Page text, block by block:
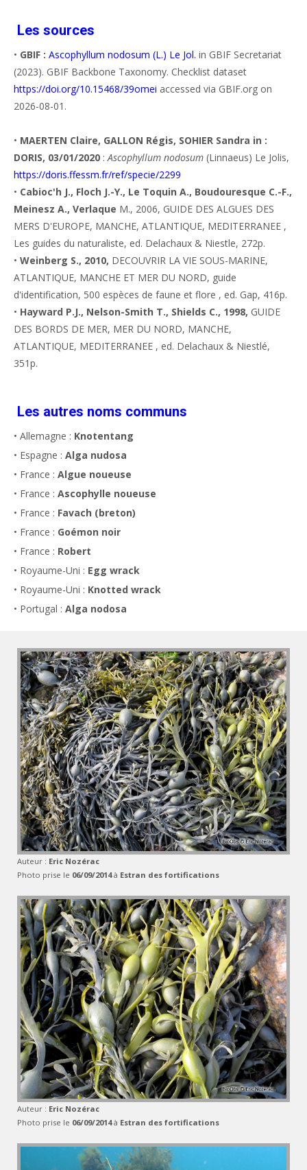
Les sources
• GBIF : Ascophyllum nodosum (L.) Le Jol. in GBIF Secretariat
(2023). GBIF Backbone Taxonomy. Checklist dataset
https://doi.org/10.15468/39omei accessed via GBIF.org on
2026-08-01.
• MAERTEN Claire, GALLON Régis, SOHIER Sandra in :
DORIS, 03/01/2020 : Ascophyllum nodosum (Linnaeus) Le Jolis,
https://doris.ffessm.fr/ref/specie/2299
• Cabioc'h J., Floch J.-Y., Le Toquin A., Boudouresque C.-F.,
Meinesz A., Verlaque M., 2006, GUIDE DES ALGUES DES
MERS D'EUROPE, MANCHE, ATLANTIQUE, MEDITERRANEE ,
Les guides du naturaliste, ed. Delachaux & Niestle, 272p.
• Weinberg S., 2010, DECOUVRIR LA VIE SOUS-MARINE,
ATLANTIQUE, MANCHE ET MER DU NORD, guide
d'identification, 500 espèces de faune et flore , ed. Gap, 416p.
• Hayward P.J., Nelson-Smith T., Shields C., 1998, GUIDE
DES BORDS DE MER, MER DU NORD, MANCHE,
ATLANTIQUE, MEDITERRANEE , ed. Delachaux & Niestlé,
351p.
Les autres noms communs
• Allemagne : Knotentang
• Espagne : Alga nudosa
• France : Algue noueuse
• France : Ascophylle noueuse
• France : Favach (breton)
• France : Goémon noir
• France : Robert
• Royaume-Uni : Egg wrack
• Royaume-Uni : Knotted wrack
• Portugal : Alga nodosa
Auteur : Eric Nozérac
Photo prise le 06/09/2014à Estran des fortifications
Auteur : Eric Nozérac
Photo prise le 06/09/2014à Estran des fortifications